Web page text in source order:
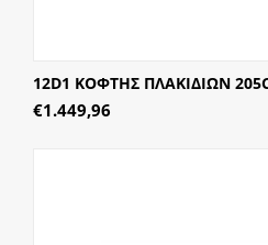
12D1 ΚΟΦΤΗΣ ΠΛΑΚΙΔΙΩΝ
€1.449,96